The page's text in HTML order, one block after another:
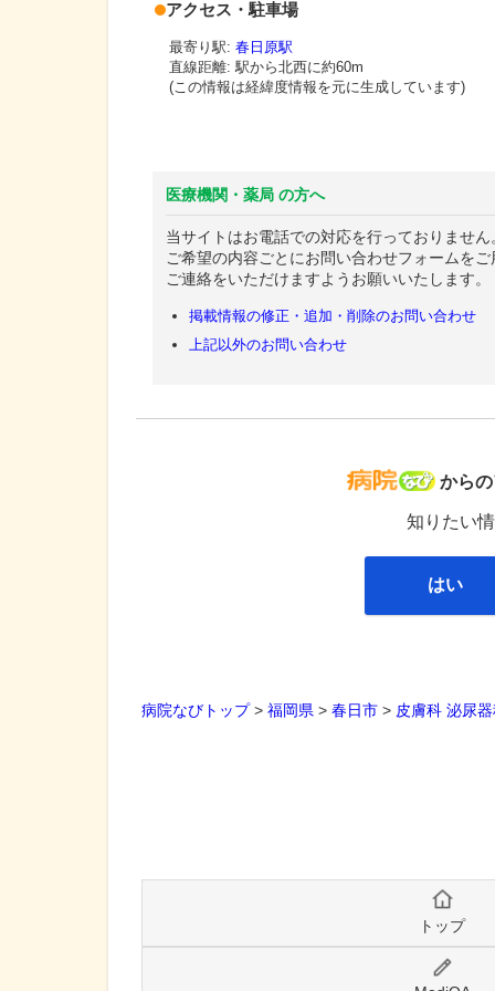
アクセス・駐車場
最寄り駅: 春日原駅
直線距離: 駅から北西に約60m
(この情報は経緯度情報を元に生成しています)
医療機関・薬局 の方へ
当サイトはお電話での対応を行っておりません
ご希望の内容ごとにお問い合わせフォームを
ご連絡をいただけますようお願いいたします。
掲載情報の修正・追加・削除のお問い合わせ
上記以外のお問い合わせ
病院な
から
知りたい
はい
病院なびトップ> 福岡県 > 春日市 > 皮膚科 泌尿
トップ